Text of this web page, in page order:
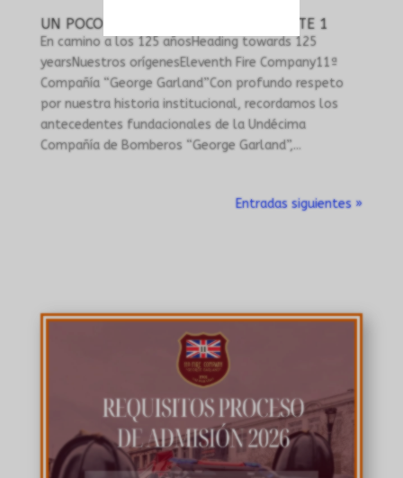
UN POCO DE NUESTRA HISTORIA PARTE 1
En camino a los 125 añosHeading towards 125
yearsNuestros orígenesEleventh Fire Company11ª
Compañía “George Garland”Con profundo respeto
por nuestra historia institucional, recordamos los
antecedentes fundacionales de la Undécima
Compañía de Bomberos “George Garland”,...
Entradas siguientes »